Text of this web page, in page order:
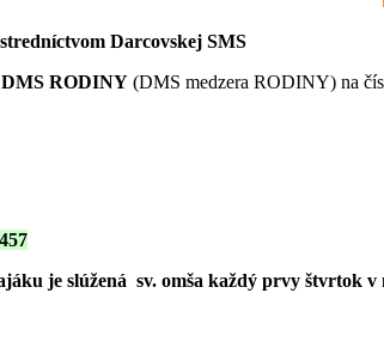
Darcovskej SMS
DMS RODINY (DMS medzera RODINY) na
je slúžená sv. omša každý prvy štvrtok v